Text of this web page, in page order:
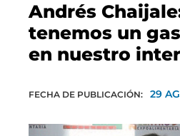
Andrés
tenemos un
en nuestro
FECHA DE PUBLICACIÓN: 29